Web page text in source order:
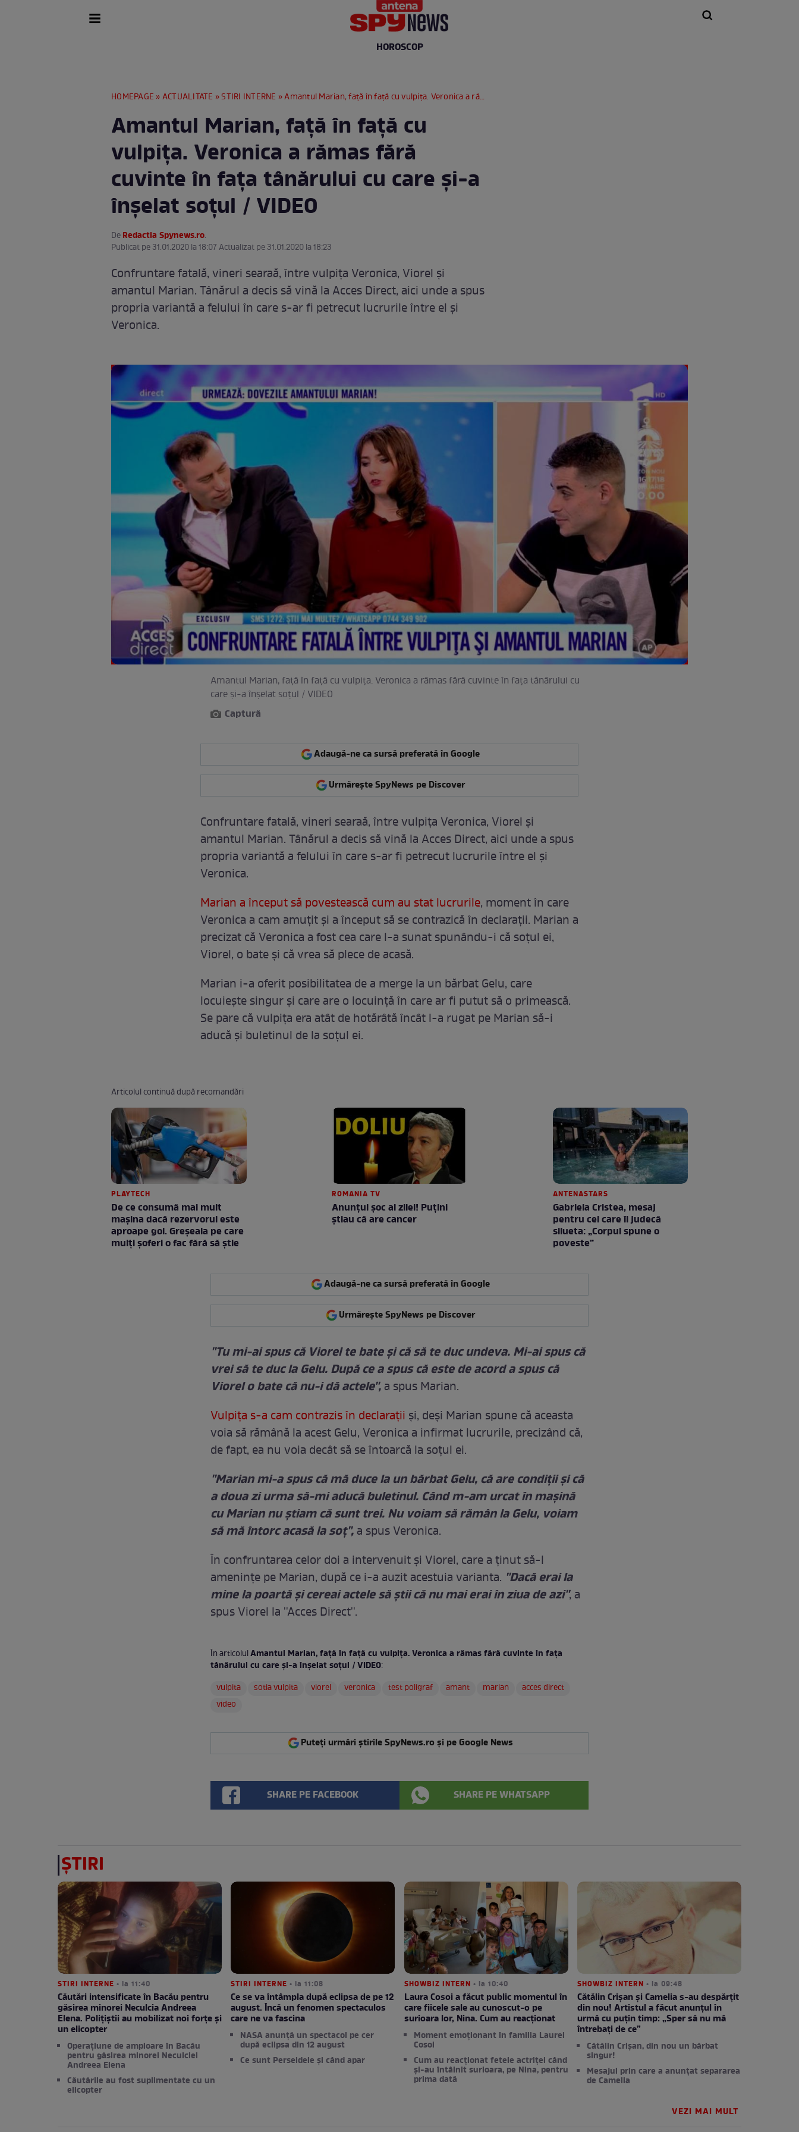
HOROSCOP
HOMEPAGE »ACTUALITATE »STIRI INTERNE » Amantul Marian, faţă în faţă cu vulpiţa. Veronica a rămas fără cuvinte în faţa tânărului cu care şi-a înşelat soţul / VIDEO
Amantul Marian, faţă în faţă cu
vulpiţa. Veronica a rămas fără
cuvinte în faţa tânărului cu care şi-a
înşelat soţul / VIDEO
DeRedactia Spynews.ro.
Publicat pe 31.01.2020 la 18:07 Actualizat pe 31.01.2020 la 18:23
Confruntare fatală, vineri searaă, între vulpiţa Veronica, Viorel şi
amantul Marian. Tânărul a decis să vină la Acces Direct, aici unde a spus
propria variantă a felului în care s-ar fi petrecut lucrurile între el şi
Veronica.
Amantul Marian, faţă în faţă cu vulpiţa. Veronica a rămas fără cuvinte în faţa tânărului cu
care şi-a înşelat soţul / VIDEO
Captură
Adaugă-ne ca sursă preferată în Google
Urmărește SpyNews pe Discover
Confruntare fatală, vineri searaă, între vulpiţa Veronica, Viorel şi
amantul Marian. Tânărul a decis să vină la Acces Direct, aici unde a spus
propria variantă a felului în care s-ar fi petrecut lucrurile între el şi
Veronica.
Marian a început să povestească cum au stat lucrurile, moment în care
Veronica a cam amuţit şi a început să se contrazică în declaraţii. Marian a
precizat că Veronica a fost cea care l-a sunat spunându-i că soţul ei,
Viorel, o bate şi că vrea să plece de acasă.
Marian i-a oferit posibilitatea de a merge la un bărbat Gelu, care
locuieşte singur şi care are o locuinţă în care ar fi putut să o primească.
Se pare că vulpiţa era atât de hotărâtă încât l-a rugat pe Marian să-i
aducă şi buletinul de la soţul ei.
Articolul continuă după recomandări
PLAYTECH
De ce consumă mai mult
mașina dacă rezervorul este
aproape gol. Greșeala pe care
mulți șoferi o fac fără să știe
ROMANIA TV
Anunţul şoc al zilei! Puţini
ştiau că are cancer
ANTENASTARS
Gabriela Cristea, mesaj
pentru cei care îi judecă
silueta: „Corpul spune o
poveste”
Adaugă-ne ca sursă preferată în Google
Urmărește SpyNews pe Discover
''Tu mi-ai spus că Viorel te bate şi că să te duc undeva. Mi-ai spus că
vrei să te duc la Gelu. După ce a spus că este de acord a spus că
Viorel o bate că nu-i dă actele'',a spus Marian.
Vulpiţa s-a cam contrazis în declaraţii şi, deşi Marian spune că aceasta
voia să rămână la acest Gelu, Veronica a infirmat lucrurile, precizând că,
de fapt, ea nu voia decât să se întoarcă la soţul ei.
''Marian mi-a spus că mă duce la un bărbat Gelu, că are condiţii şi că
a doua zi urma să-mi aducă buletinul. Când m-am urcat în maşină
cu Marian nu ştiam că sunt trei. Nu voiam să rămân la Gelu, voiam
să mă întorc acasă la soţ'',a spus Veronica.
În confruntarea celor doi a intervenuit şi Viorel, care a ţinut să-l
ameninţe pe Marian, după ce i-a auzit acestuia varianta. ''Dacă erai la
mine la poartă şi cereai actele să ştii că nu mai erai în ziua de azi'', a
spus Viorel la ''Acces Direct''.
În articolulAmantul Marian, faţă în faţă cu vulpiţa. Veronica a rămas fără cuvinte în faţa
tânărului cu care şi-a înşelat soţul / VIDEO:
vulpita
sotia vulpita viorel veronica test poligraf amant marian
acces direct
video
Puteți urmări știrile SpyNews.ro și pe Google News
SHARE PE FACEBOOK SHARE PE WHATSAPP
ȘTIRI
STIRI INTERNE • la 11:40
Căutări intensificate în Bacău pentru
găsirea minorei Neculcia Andreea
Elena. Polițiștii au mobilizat noi forțe și
un elicopter
Operațiune de amploare în Bacău
pentru găsirea minorei Neculciei
Andreea Elena
Căutările au fost suplimentate cu un
elicopter
STIRI INTERNE • la 11:08
Ce se va întâmpla după eclipsa de pe 12
august. Încă un fenomen spectaculos
care ne va fascina
NASA anunță un spectacol pe cer
după eclipsa din 12 august
Ce sunt Perseidele și când apar
SHOWBIZ INTERN • la 10:40
Laura Cosoi a făcut public momentul în
care fiicele sale au cunoscut-o pe
surioara lor, Nina. Cum au reacționat
Moment emoționant în familia Laurei
Cosoi
Cum au reacționat fetele actriței când
și-au întâlnit surioara, pe Nina, pentru
prima dată
SHOWBIZ INTERN • la 09:48
Cătălin Crișan și Camelia s-au despărțit
din nou! Artistul a făcut anunțul în
urmă cu puțin timp: „Sper să nu mă
întrebați de ce”
Cătălin Crișan, din nou un bărbat
singur!
Mesajul prin care a anunțat separarea
de Camelia
VEZI MAI MULT